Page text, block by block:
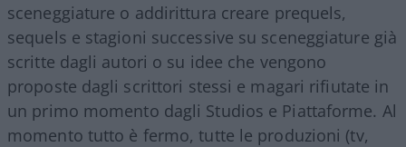
sceneggiature o addirittura creare prequels,
sequels e stagioni successive su sceneggiature già
scritte dagli autori o su idee che vengono
proposte dagli scrittori stessi e magari rifiutate in
un primo momento dagli Studios e Piattaforme. Al
momento tutto è fermo, tutte le produzioni (tv,